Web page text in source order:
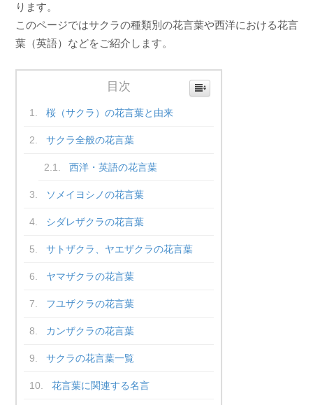
ります。
このページではサクラの種類別の花言葉や西洋における花言
葉（英語）などをご紹介します。
目次
桜（サクラ）の花言葉と由来
サクラ全般の花言葉
西洋・英語の花言葉
ソメイヨシノの花言葉
シダレザクラの花言葉
サトザクラ、ヤエザクラの花言葉
ヤマザクラの花言葉
フユザクラの花言葉
カンザクラの花言葉
サクラの花言葉一覧
花言葉に関連する名言